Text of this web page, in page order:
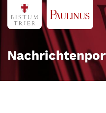
Zum Inhalt springen